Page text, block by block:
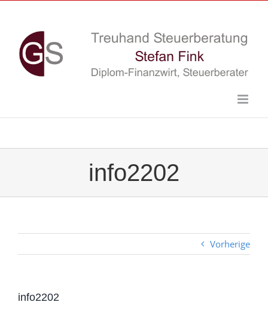
content
info2202
Vorherige
info2202